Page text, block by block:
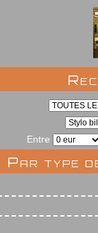
Entre
Par type